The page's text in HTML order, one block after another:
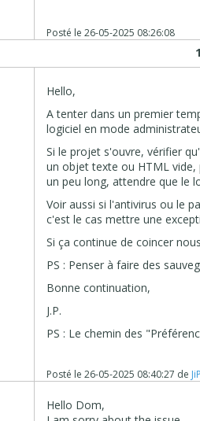
Posté le26-05-2025 08:26:08
Hello,
A tenter dans un premier
logiciel en mode
Si le projet s'ouvre, vérifier
un objet texte ou HTML vide,
un peu long, attendre que le
Voir aussi si l'antivirus ou le
c'est le cas mettre une
Si ça continue de coincer
PS : Penser à faire des
Bonne continuation,
J.P.
PS : Le chemin des
Posté le26-05-2025 08:40:27 de
Hello Dom,